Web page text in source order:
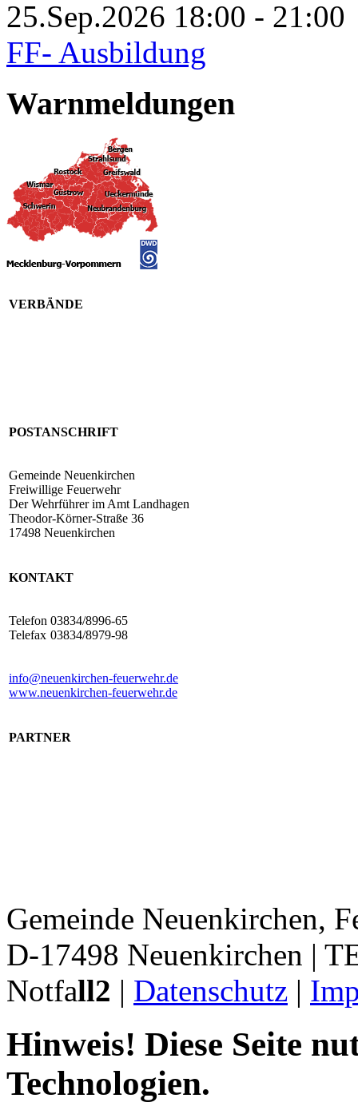
25.Sep.2026 18:00 - 21:00
FF- Ausbildung
Warnmeldungen
VERBÄNDE
POSTANSCHRIFT
Gemeinde Neuenkirchen
Freiwillige Feuerwehr
Der Wehrführer im Amt Landhagen
Theodor-Körner-Straße 36
17498 Neuenkirchen
KONTAKT
Telefon
Telefax
03834/8996-65
03834/8979-98
info@neuenkirchen-feuerwehr.de
www.neuenkirchen-feuerwehr.de
PARTNER
Gemeinde Neuenkirchen,
D-17498 Neuenkirchen |
Notfall2 | Datenschutz |
Hinweis! Diese Seite
Technologien.